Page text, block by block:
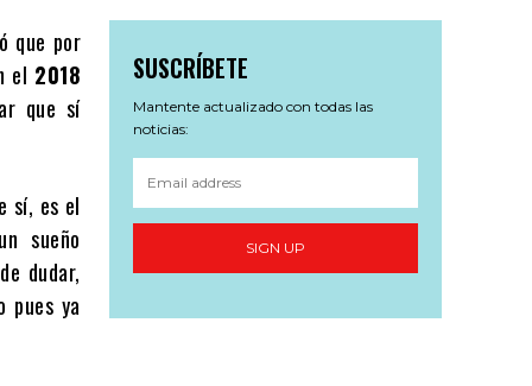
que por
el 2018
que sí
sí, es el
sueño
dudar,
pues ya
SUSCRÍBETE
Mantente actualizado con todas las
noticias:
SIGN UP